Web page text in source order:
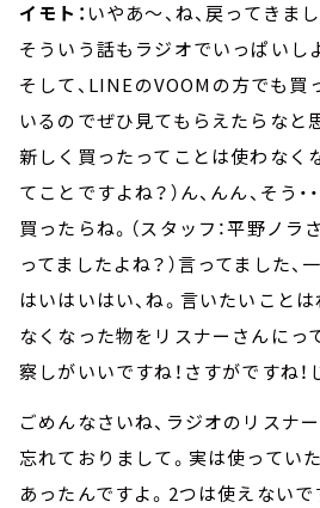
イモト： いやあ～、ね、戻ってきま
そういう話もラジオでいっぱいし
そして、LINEのVOOMの方でも買
いるのでぜひ見てもらえたらなと
新しく買ったってことは使わなく
てことですよね？）ん、んん、そう・
買ったらね。（スタッフ：平野ノ
ってましたよね？）言ってました、
はいはいはい、ね。言いたいことは
なくなった物をリスナーさんにっ
察しがいいですね！さすがですね！
ごめんなさいね、ラジオのリスナ
忘れておりまして。実は使ってい
あったんですよ。2つは使えない